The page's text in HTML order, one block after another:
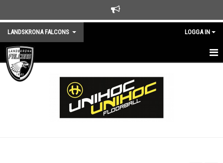
LANDSKRONA FALCONS LOGGA IN
HEM